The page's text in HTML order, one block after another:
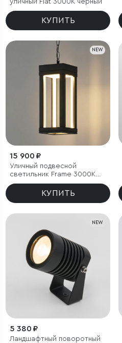
уличный Flat 3000K чёрный
КУПИТЬ
NEW
15 900 ₽
Уличный подвесной
светильник Frame 3000K
чёрный
КУПИТЬ
NEW
5 380 ₽
Ландшафтный поворотный